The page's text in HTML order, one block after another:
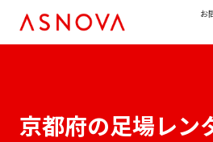
お
京都府の足場レン